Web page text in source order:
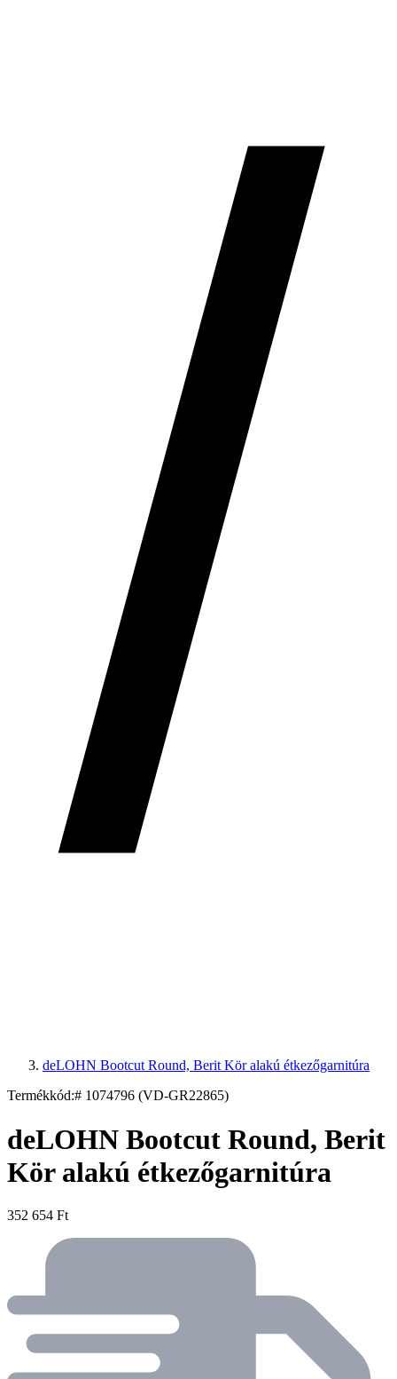
deLOHN Bootcut Round, Berit Kör alakú étkezőgarnitúra
Termékkód:# 1074796 (VD-GR22865)
deLOHN Bootcut Round, Berit
Kör alakú étkezőgarnitúra
352 654 Ft